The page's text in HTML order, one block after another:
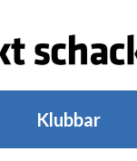
Klubbar